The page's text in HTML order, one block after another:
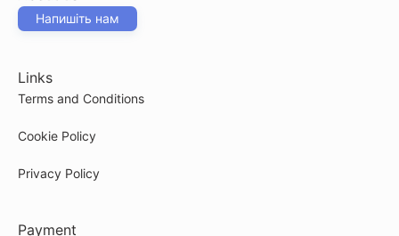
Напишіть нам
Links
Terms and Conditions
Cookie Policy
Privacy Policy
Payment